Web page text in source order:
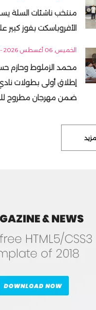
منتخب ناشئات السلة
الأفروباسكت بفوز كبير
الخميس, 06 أغسطس 2026 - 07:41 م
محمد الزملوط وحازم
إطلاق أولى بطولات نادي
ضمن مهرجان مطروح